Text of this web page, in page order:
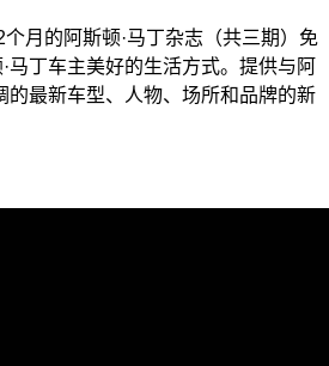
月的阿斯顿·马丁杂志（共三期）免
马丁车主美好的生活方式。提供与阿
的最新车型、人物、场所和品牌的新